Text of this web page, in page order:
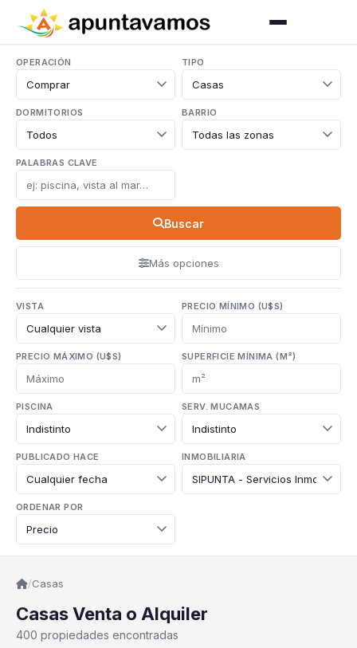
OPERACIÓN TIPO
DORMITORIOS BARRIO
PALABRAS CLAVE
Buscar
Más opciones
VISTA PRECIO MÍNIMO (U$S)
PRECIO MÁXIMO (U$S) SUPERFICIE MÍNIMA (M²)
PISCINA SERV. MUCAMAS
PUBLICADO HACE INMOBILIARIA
ORDENAR POR
/Casas
Casas Venta o Alquiler
400 propiedades encontradas